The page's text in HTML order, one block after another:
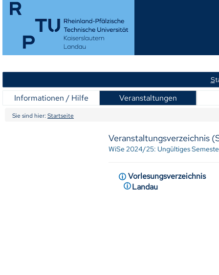
S
Informationen / Hilfe Veranstaltungen
Sie sind hier: Startseite
Veranstaltungsverzeichnis
WiSe 2024/25: Ungültiges
Vorlesungsverzeichnis
Landau